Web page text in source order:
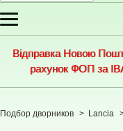
Меню
Відправка Новою
рахунок ФОП за
Подбор дворников > Lancia